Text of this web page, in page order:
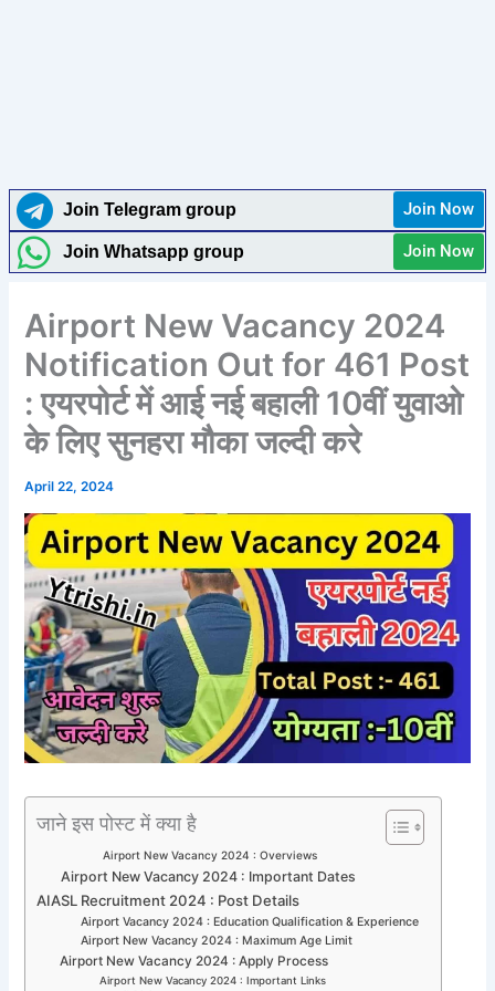
Join Telegram group Join Now
Join Whatsapp group Join Now
Airport New Vacancy 2024
Notification Out for 461 Post
: एयरपोर्ट में आई नई बहाली 10वीं युवाओ
के लिए सुनहरा मौका जल्दी करे
April 22, 2024
जाने इस पोस्ट में क्या है
Airport New Vacancy 2024 : Overviews
Airport New Vacancy 2024 : Important Dates
AIASL Recruitment 2024 : Post Details
Airport Vacancy 2024 : Education Qualification & Experience
Airport New Vacancy 2024 : Maximum Age Limit
Airport New Vacancy 2024 : Apply Process
Airport New Vacancy 2024 : Important Links